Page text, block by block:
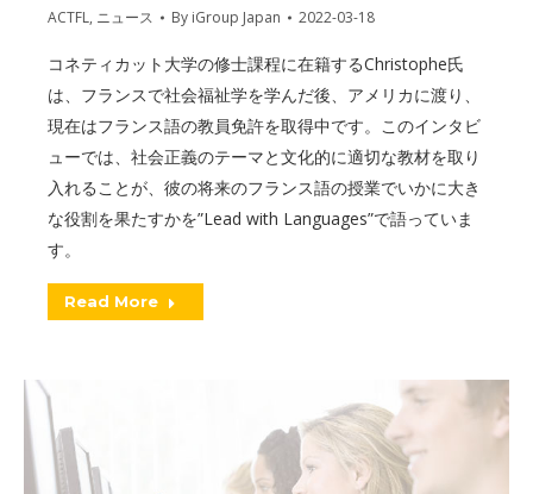
ACTFL, ニュース By iGroup Japan 2022-03-18
コネティカット大学の修士課程に在籍するChristophe氏
は、フランスで社会福祉学を学んだ後、アメリカに渡り、
現在はフランス語の教員免許を取得中です。このインタビ
ューでは、社会正義のテーマと文化的に適切な教材を取り
入れることが、彼の将来のフランス語の授業でいかに大き
な役割を果たすかを”Lead with Languages”で語っていま
す。
Read More